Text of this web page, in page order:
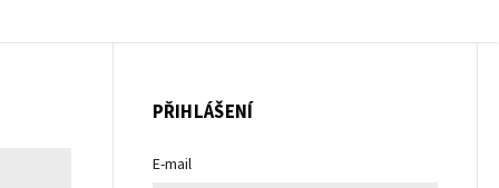
PŘIHLÁŠENÍ
E-mail